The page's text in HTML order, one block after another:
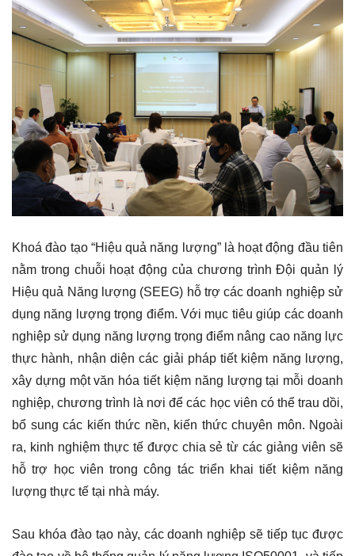
Khoá đào tạo “Hiệu quả năng lượng” là hoạt động đầu tiên
nằm trong chuỗi hoạt động của chương trình Đội quản lý
Hiệu quả Năng lượng (SEEG) hỗ trợ các doanh nghiệp sử
dụng năng lượng trọng điểm. Với mục tiêu giúp các doanh
nghiệp sử dụng năng lượng trọng điểm nâng cao năng lực
thực hành, nhận diện các giải pháp tiết kiệm năng lượng,
xây dựng một văn hóa tiết kiệm năng lượng tại mỗi doanh
nghiệp, chương trình là nơi để các học viên có thể trau dồi,
bổ sung các kiến thức nền, kiến thức chuyên môn. Ngoài
ra, kinh nghiệm thực tế được chia sẻ từ các giảng viên sẽ
hỗ trợ học viên trong công tác triển khai tiết kiệm năng
lượng thực tế tại nhà máy.
Sau khóa đào tạo này, các doanh nghiệp sẽ tiếp tục được